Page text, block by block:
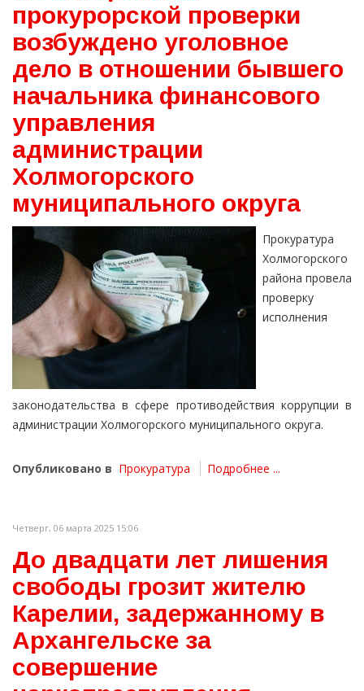
прокурорской проверки
возбуждено уголовное
дело в отношении бывшего
начальника финансового
управления
администрации
Холмогорского
муниципального округа
Прокуратура
Холмогорского
района провела
проверку
исполнения
законодательства в сфере противодействия коррупции в
администрации Холмогорского муниципального округа.
Опубликовано в Прокуратура Подробнее ...
Четверг, 06 марта 2025 15:06
До двадцати лет лишения
свободы грозит жителю
Карелии, задержанному в
Архангельске за
совершение